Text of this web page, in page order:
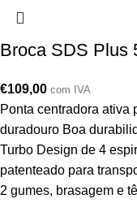
Broca SDS Plus
€109,00 com IVA
Ponta centradora ativa
duradouro Boa
Turbo Design de 4
patenteado para
2 gumes, brasagem e